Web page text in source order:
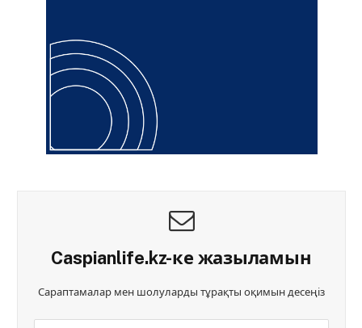
Caspianlife.kz-ке жазыламын
Сараптамалар мен шолуларды тұрақты оқимын десеңіз